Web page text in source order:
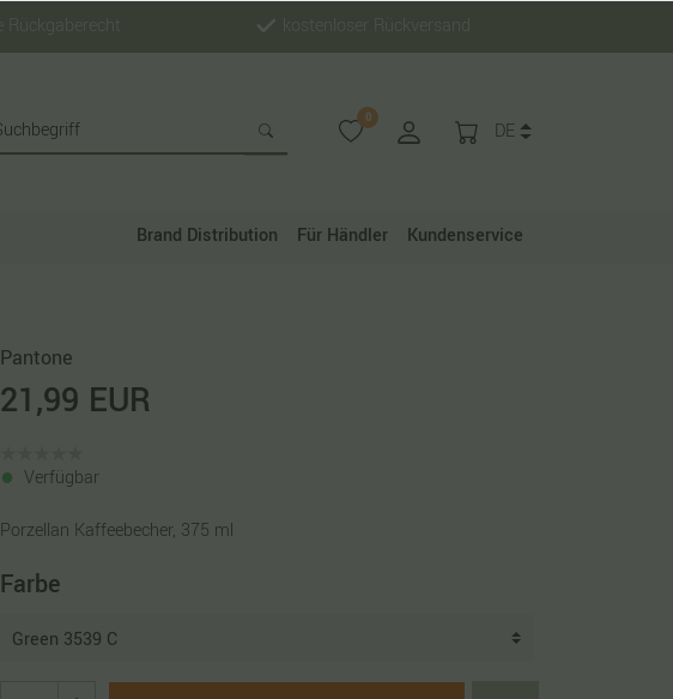
0
DE
Brand Distribution Für Händler Kundenservice
Pantone
21,99 EUR
Verfügbar
Porzellan Kaffeebecher, 375 ml
Farbe